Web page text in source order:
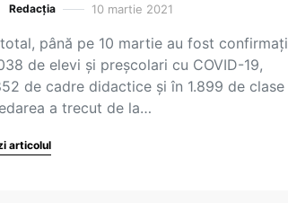
Redacția 10 martie 2021
până pe 10 martie au fost confirmați
de elevi și preșcolari cu COVID-19,
de cadre didactice și în 1.899 de clase
a trecut de la…
articolul